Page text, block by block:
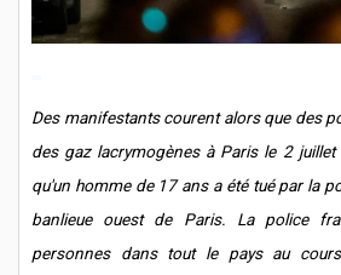
Des manifestants courent alors que des
des gaz lacrymogènes à Paris le 2
qu'un homme de 17 ans a été tué par la
banlieue ouest de Paris. La police
personnes dans tout le pays au